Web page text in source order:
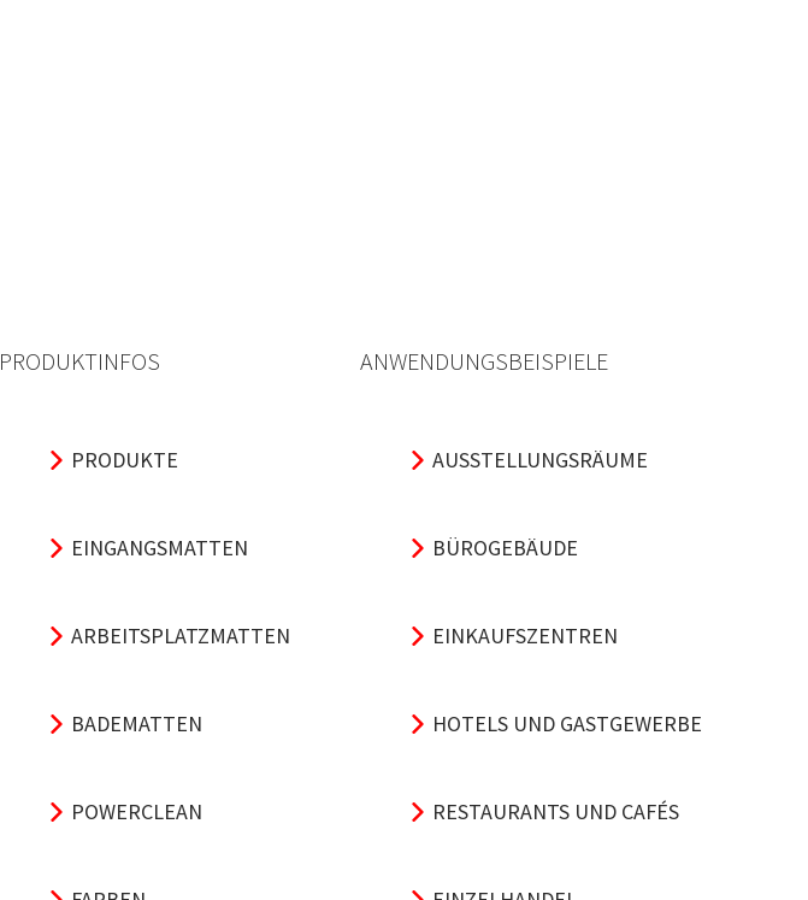
PRODUKTINFOS
PRODUKTE
EINGANGSMATTEN
ARBEITSPLATZMATTEN
BADEMATTEN
POWERCLEAN
ANWENDUNGSBEISPIELE
AUSSTELLUNGSRÄUME
BÜROGEBÄUDE
EINKAUFSZENTREN
HOTELS UND GASTGEWERBE
RESTAURANTS UND CAFÉS